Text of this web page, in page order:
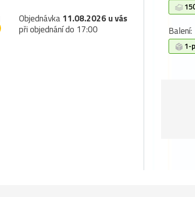
Objednávka11.08.2026 u vás
při objednání do 17:00
Balení:
1-